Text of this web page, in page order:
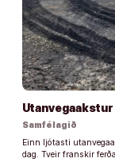
Samfélagið
Einn ljótasti
dag. Tveir franskir